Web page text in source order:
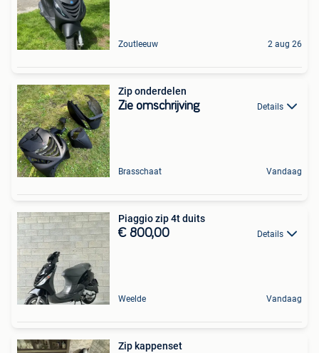
Zoutleeuw 2 aug 26
Zip onderdelen
Zie omschrijving Details
Brasschaat Vandaag
Piaggio zip 4t duits
€ 800,00 Details
Weelde Vandaag
Zip kappenset